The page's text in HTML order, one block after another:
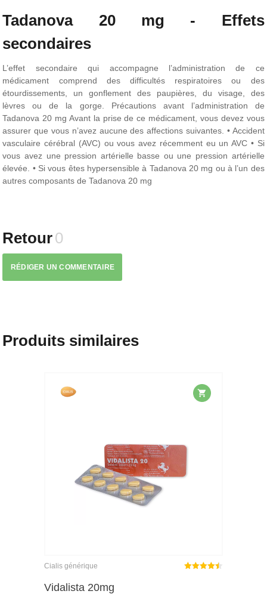
Tadanova 20 mg - Effets
secondaires
L’effet secondaire qui accompagne l’administration de ce
médicament comprend des difficultés respiratoires ou des
étourdissements, un gonflement des paupières, du visage, des
lèvres ou de la gorge. Précautions avant l’administration de
Tadanova 20 mg Avant la prise de ce médicament, vous devez vous
assurer que vous n’avez aucune des affections suivantes. • Accident
vasculaire cérébral (AVC) ou vous avez récemment eu un AVC • Si
vous avez une pression artérielle basse ou une pression artérielle
élevée. • Si vous êtes hypersensible à Tadanova 20 mg ou à l’un des
autres composants de Tadanova 20 mg
Retour0
RÉDIGER UN COMMENTAIRE
Produits similaires
Cialis générique
Vidalista 20mg